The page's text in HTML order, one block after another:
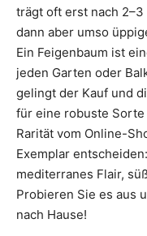
trägt oft erst nach
dann aber umso
Ein Feigenbaum ist
jeden Garten oder
gelingt der Kauf und
für eine robuste
Rarität vom Online-
Exemplar
mediterranes Flair,
Probieren Sie es aus
nach Hause!